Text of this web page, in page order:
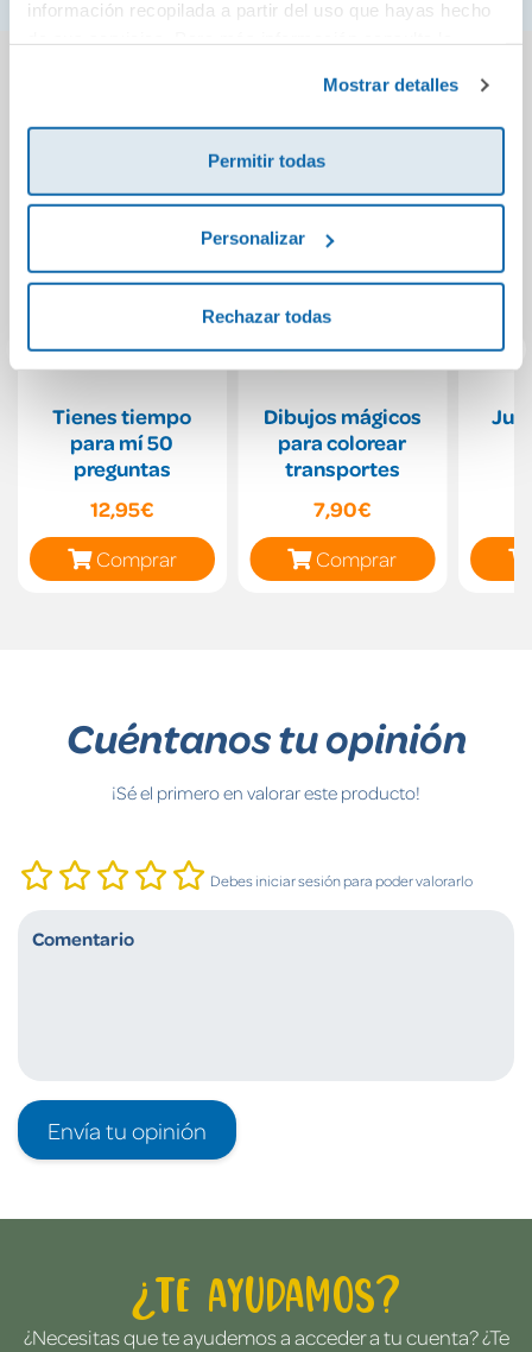
información recopilada a partir del uso que hayas hecho
Mostrar detalles
Permitir todas
Personalizar
Rechazar todas
Tienes tiempo
para mí 50
preguntas
12,95€
Comprar
Dibujos mágicos
para colorear
transportes
7,90€
Comprar
Cuéntanos tu opinión
¡Sé el primero en valorar este producto!
Debes iniciar sesión para poder valorarlo
Envía tu opinión
¿Te ayudamos?
¿Necesitas que te ayudemos a acceder a tu cuenta? ¿Te